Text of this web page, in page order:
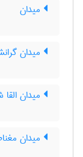
میدان
میدان
میدان
میدان